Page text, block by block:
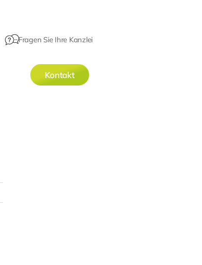
Fragen Sie Ihre Kanzlei
Kontakt